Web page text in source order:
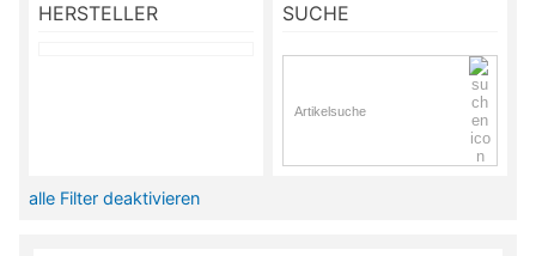
HERSTELLER SUCHE
alle Filter deaktivieren